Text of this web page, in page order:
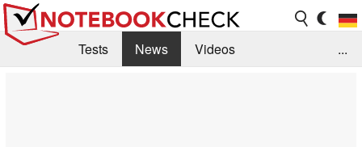
Tests News
Videos
...